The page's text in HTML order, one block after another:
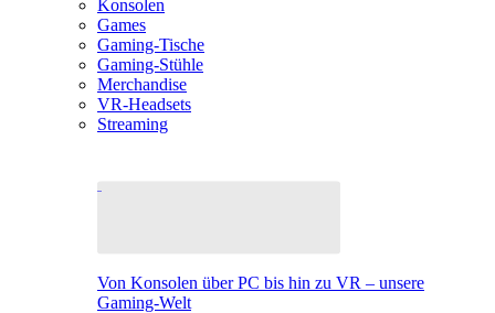
Konsolen
Games
Gaming-Tische
Gaming-Stühle
Merchandise
VR-Headsets
Streaming
Von Konsolen über PC bis hin zu VR – unsere
Gaming-Welt